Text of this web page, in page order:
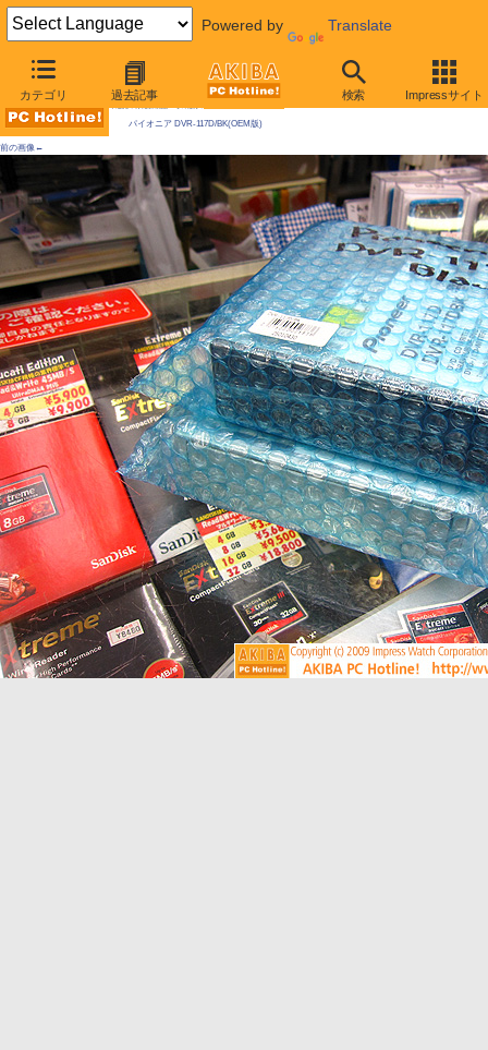
Powered by Translate
カテゴリ 過去記事 検索 Impressサイト
AKIBA PC Hotline! 2009年5月2日号
パイオニア DVR-117D/BK(OEM版)
前の画像←